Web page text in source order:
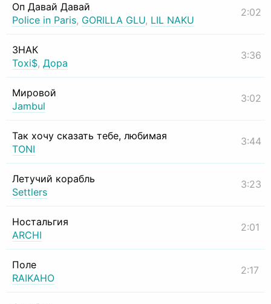
Оп Давай Давай
Police in Paris, GORILLA GLU, LIL NAKU
2:02
ЗНАК
Toxi$, Дора
3:36
Мировой
Jambul
3:02
Так хочу сказать тебе, любимая
TONI
3:44
Летучий корабль
Settlers
3:23
Ностальгия
ARCHI
2:01
Поле
RAIKAHO
2:17